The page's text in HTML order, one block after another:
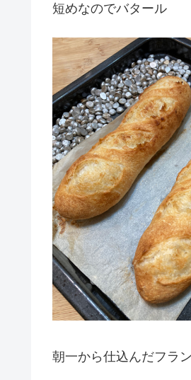
短めなのでバタール
朝一から仕込んだフラ